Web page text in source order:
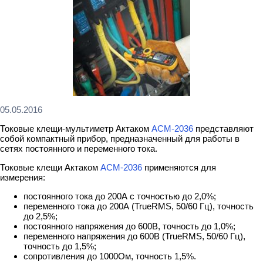
05.05.2016
Токовые клещи-мультиметр Актаком АСМ-2036 представляют
собой компактный прибор, предназначенный для работы в
сетях постоянного и переменного тока.
Токовые клещи Актаком АСМ-2036 применяются для
измерения:
постоянного тока до 200А с точностью до 2,0%;
переменного тока до 200А (TrueRMS, 50/60 Гц), точность
до 2,5%;
постоянного напряжения до 600В, точность до 1,0%;
переменного напряжения до 600В (TrueRMS, 50/60 Гц),
точность до 1,5%;
сопротивления до 1000Ом, точность 1,5%.